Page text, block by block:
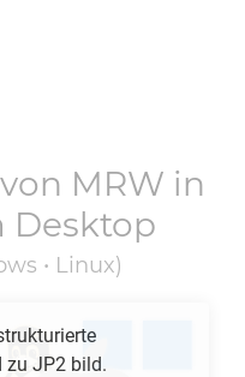
MRW in
Desktop
• Linux)
zu JP2 bild.